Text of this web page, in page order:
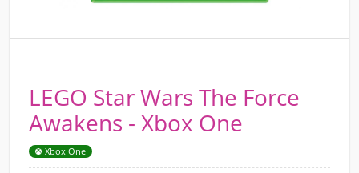
LEGO Star Wars The Force
Awakens - Xbox One
Xbox One